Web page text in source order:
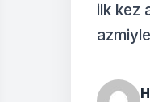
ilk kez